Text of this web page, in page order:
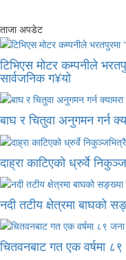
ताजा अपडेट
टिभिएस मोटर कम्पनीले
सार्वजनिक ग¥यो
बाघ र चितुवा अनुगमन गर्न
दाह्रा काटिएको ध्रुर्वे
नदी तटीय क्षेत्रमा बाघको
चितवनबाट गत एक वर्षमा ८९